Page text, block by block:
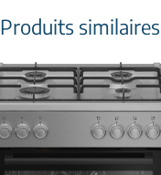
Produits similaires